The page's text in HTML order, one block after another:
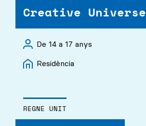
Creative Universe
De 14 a 17 anys
Residència
REGNE UNIT